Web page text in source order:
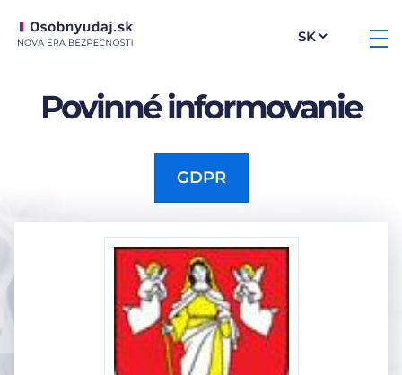
Povinné informovanie
GDPR